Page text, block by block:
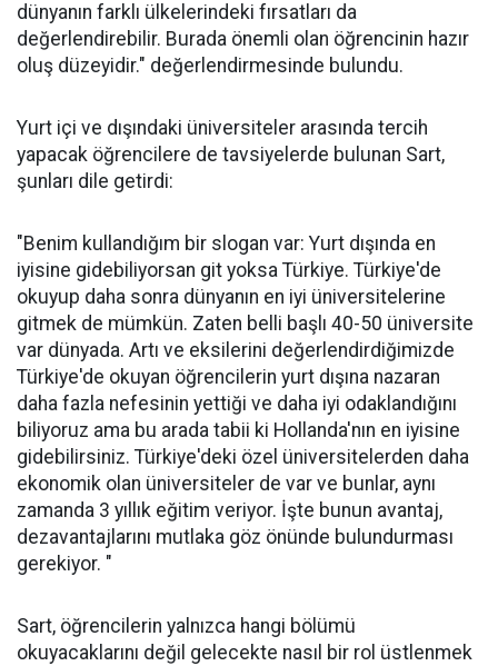
dünyanın farklı ülkelerindeki fırsatları da
değerlendirebilir. Burada önemli olan öğrencinin hazır
oluş düzeyidir." değerlendirmesinde bulundu.
Yurt içi ve dışındaki üniversiteler arasında tercih
yapacak öğrencilere de tavsiyelerde bulunan Sart,
şunları dile getirdi:
"Benim kullandığım bir slogan var: Yurt dışında en
iyisine gidebiliyorsan git yoksa Türkiye. Türkiye'de
okuyup daha sonra dünyanın en iyi üniversitelerine
gitmek de mümkün. Zaten belli başlı 40-50 üniversite
var dünyada. Artı ve eksilerini değerlendirdiğimizde
Türkiye'de okuyan öğrencilerin yurt dışına nazaran
daha fazla nefesinin yettiği ve daha iyi odaklandığını
biliyoruz ama bu arada tabii ki Hollanda'nın en iyisine
gidebilirsiniz. Türkiye'deki özel üniversitelerden daha
ekonomik olan üniversiteler de var ve bunlar, aynı
zamanda 3 yıllık eğitim veriyor. İşte bunun avantaj,
dezavantajlarını mutlaka göz önünde bulundurması
gerekiyor. "
Sart, öğrencilerin yalnızca hangi bölümü
okuyacaklarını değil gelecekte nasıl bir rol üstlenmek